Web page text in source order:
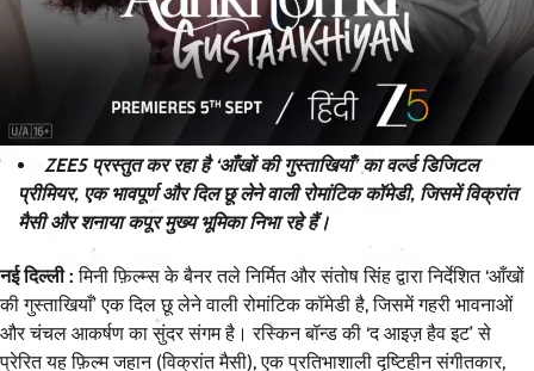
ZEE5 प्रस्तुत कर रहा है ‘आँखों की गुस्ताखियाँ’ का वर्ल्ड डिजिटल
प्रीमियर, एक भावपूर्ण और दिल छू लेने वाली रोमांटिक कॉमेडी, जिसमें विक्रांत
मैसी और शनाया कपूर मुख्य भूमिका निभा रहे हैं।
नई दिल्ली : मिनी फ़िल्म्स के बैनर तले निर्मित और संतोष सिंह द्वारा निर्देशित ‘आँखों
की गुस्ताखियाँ’ एक दिल छू लेने वाली रोमांटिक कॉमेडी है, जिसमें गहरी भावनाओं
और चंचल आकर्षण का सुंदर संगम है। रस्किन बॉन्ड की ‘द आइज़ हैव इट’ से
प्रेरित यह फ़िल्म जहान (विक्रांत मैसी), एक प्रतिभाशाली दृष्टिहीन संगीतकार,